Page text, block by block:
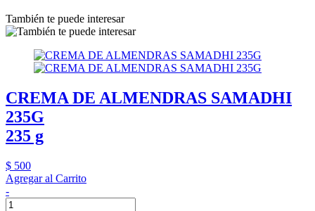
También te puede interesar
CREMA DE ALMENDRAS SAMADHI
235G
235 g
$ 500
Agregar al Carrito
-